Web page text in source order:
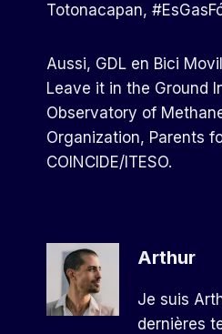
Totonacapan,
Aussi, GDL en Bici
Leave it in the Ground
Observatory of
Organization, Parents
COINCIDE/ITESO.
Arthur
Je suis
dernières